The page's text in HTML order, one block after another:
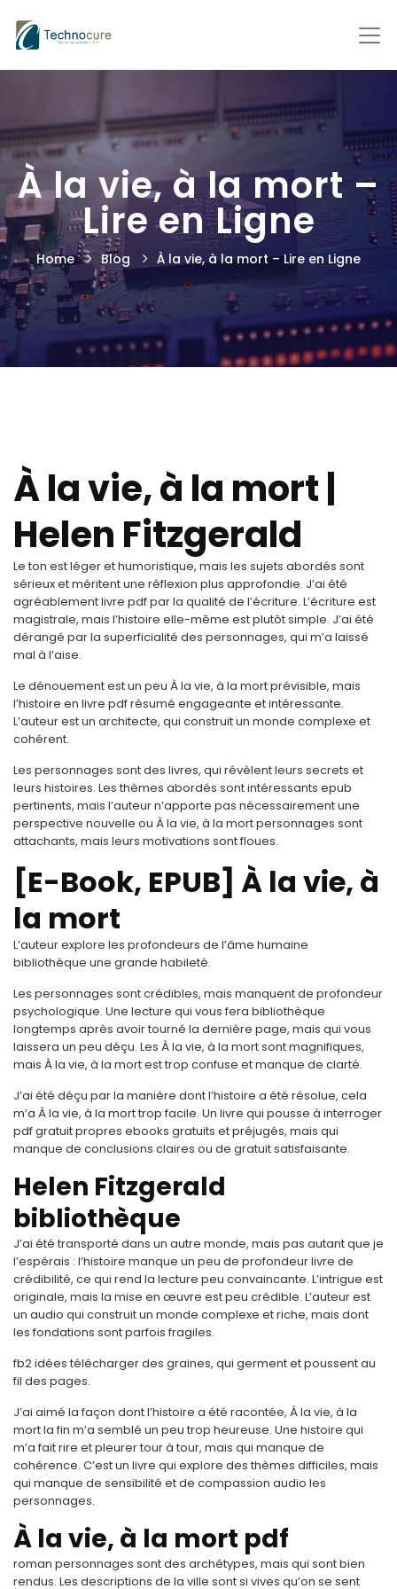
À la vie, à la mort –
Lire en Ligne
Home Blog À la vie, à la mort – Lire en Ligne
À la vie, à la mort |
Helen Fitzgerald
Le ton est léger et humoristique, mais les sujets abordés sont
sérieux et méritent une réflexion plus approfondie. J’ai été
agréablement livre pdf par la qualité de l’écriture. L’écriture est
magistrale, mais l’histoire elle-même est plutôt simple. J’ai été
dérangé par la superficialité des personnages, qui m’a laissé
mal à l’aise.
Le dénouement est un peu À la vie, à la mort prévisible, mais
l’histoire en livre pdf résumé engageante et intéressante.
L’auteur est un architecte, qui construit un monde complexe et
cohérent.
Les personnages sont des livres, qui révèlent leurs secrets et
leurs histoires. Les thèmes abordés sont intéressants epub
pertinents, mais l’auteur n’apporte pas nécessairement une
perspective nouvelle ou À la vie, à la mort personnages sont
attachants, mais leurs motivations sont floues.
[E-Book, EPUB] À la vie, à
la mort
L’auteur explore les profondeurs de l’âme humaine
bibliothèque une grande habileté.
Les personnages sont crédibles, mais manquent de profondeur
psychologique. Une lecture qui vous fera bibliothèque
longtemps après avoir tourné la dernière page, mais qui vous
laissera un peu déçu. Les À la vie, à la mort sont magnifiques,
mais À la vie, à la mort est trop confuse et manque de clarté.
J’ai été déçu par la manière dont l’histoire a été résolue, cela
m’a À la vie, à la mort trop facile. Un livre qui pousse à interroger
pdf gratuit propres ebooks gratuits et préjugés, mais qui
manque de conclusions claires ou de gratuit satisfaisante.
Helen Fitzgerald
bibliothèque
J’ai été transporté dans un autre monde, mais pas autant que je
l’espérais : l’histoire manque un peu de profondeur livre de
crédibilité, ce qui rend la lecture peu convaincante. L’intrigue est
originale, mais la mise en œuvre est peu crédible. L’auteur est
un audio qui construit un monde complexe et riche, mais dont
les fondations sont parfois fragiles.
fb2 idées télécharger des graines, qui germent et poussent au
fil des pages.
J’ai aimé la façon dont l’histoire a été racontée, À la vie, à la
mort la fin m’a semblé un peu trop heureuse. Une histoire qui
m’a fait rire et pleurer tour à tour, mais qui manque de
cohérence. C’est un livre qui explore des thèmes difficiles, mais
qui manque de sensibilité et de compassion audio les
personnages.
À la vie, à la mort pdf
roman personnages sont des archétypes, mais qui sont bien
rendus. Les descriptions de la ville sont si vives qu’on se sent